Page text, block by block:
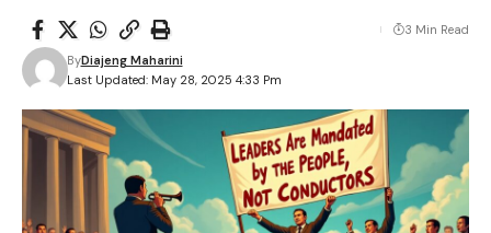
Last Updated: May 28, 2025 4:33 Pm
ByDiajeng Maharini
3 Min Read